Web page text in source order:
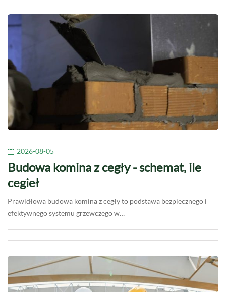
2026-08-05
Budowa komina z cegły - schemat, ile
cegieł
Prawidłowa budowa komina z cegły to podstawa bezpiecznego i
efektywnego systemu grzewczego w…